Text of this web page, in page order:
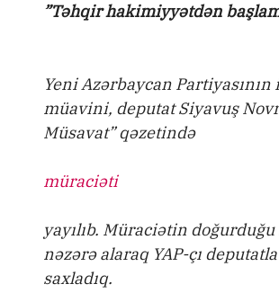
”Təhqir hakimiyyətdən
Yeni Azərbaycan
müavini, deputat Siyavuş
Müsavat” qəzetində
müraciəti
yayılıb. Müraciətin doğurduğu
nəzərə alaraq YAP-çı
saxladıq.